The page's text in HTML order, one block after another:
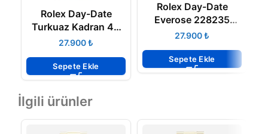
Rolex Day-Date
Turkuaz Kadran 40
mm 3255 ETA
₺
Sepete Ekle
Rolex Day-Date
Everose 228235
Roman Rakamlı Yeşil
ETA
₺
Sepete Ekle
İlgili ürünler